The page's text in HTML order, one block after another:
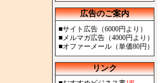
広告のご案内
■サイト広告（6000円より）
■メルマガ広告（4000円より）
■オファーメール（単価80円）
リンク